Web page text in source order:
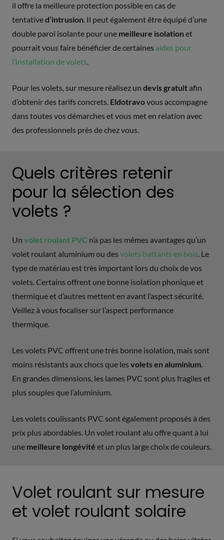
il offre la meilleure protection possible en cas de
tentatived’intrusion. Il peut également être équipé d’une
double paroi isolante pour une meilleure isolationet
pourrait vous faire bénéficier de certaines aides pour
l’installation de volets.
Pour les volets, sur mesure réalisez un devis gratuitafin
d’obtenir des tarifs concrets. Eldotravovous accompagne
dans toutes vos démarches et vous met en relation avec
des professionnels près de chez vous.
Quels critères retenir
pour la sélection des
volets ?
Un volet roulant PVC n’a pas les mêmes avantages qu’un
volet roulant aluminium ou des volets battants en bois. Le
type de matériau est très important lors du choix de vos
volets. Certains offrent une bonne isolation phonique et
thermique et d’autres mettent en avant l’aspect sécurité.
Veillez à vous focaliser sur l’aspect performance
thermique.
Les volets PVC offrent une très bonne isolation, mais sont
moins résistants aux chocs que les volets en aluminium.
En grandes dimensions, les lames PVC sont plus fragiles et
plus souples que l’aluminium.
Les volets coulissants PVC sont également proposés à des
prix plus abordables. Un volet roulant alu offre quant à lui
une meilleure longévité et un plus large choix de couleurs.
Volet roulant sur mesure
et volet roulant solaire